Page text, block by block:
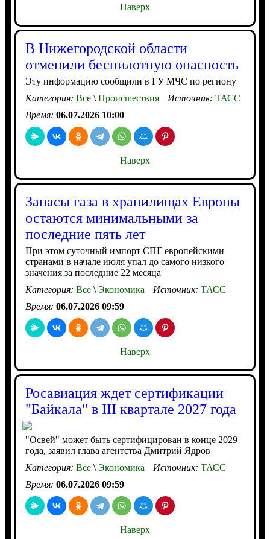
Наверх
В Нижегородской области
отменили беспилотную опасность
Эту информацию сообщили в ГУ МЧС по региону
Категория: Все\Происшествия Источник: ТАСС
Время: 06.07.2026 10:00
Наверх
Запасы газа в хранилищах Европы
остаются минимальными за
последние пять лет
При этом суточный импорт СПГ европейскими
странами в начале июля упал до самого низкого
значения за последние 22 месяца
Категория: Все\Экономика Источник: ТАСС
Время: 06.07.2026 09:59
Наверх
Росавиация ждет сертификации
"Байкала" в III квартале 2027 года
"Освей" может быть сертифицирован в конце 2029
года, заявил глава агентства Дмитрий Ядров
Категория: Все\Экономика Источник: ТАСС
Время: 06.07.2026 09:59
Наверх